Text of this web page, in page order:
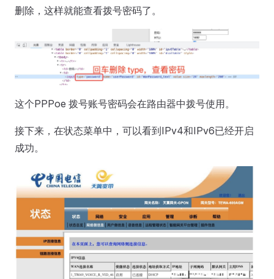
删除，这样就能查看拨号密码了。
这个PPPoe 拨号账号密码会在路由器中拨号使用。
接下来，在状态菜单中，可以看到IPv4和IPv6已经开启
成功。